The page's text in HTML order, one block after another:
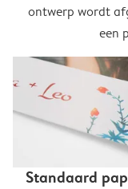
ontwerp wordt
een
Standaard